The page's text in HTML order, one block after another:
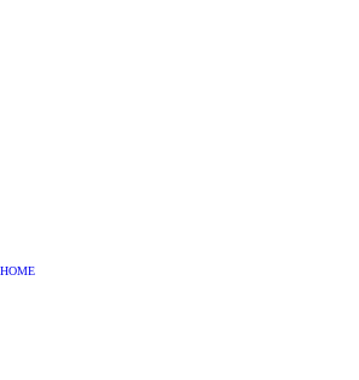
HOME